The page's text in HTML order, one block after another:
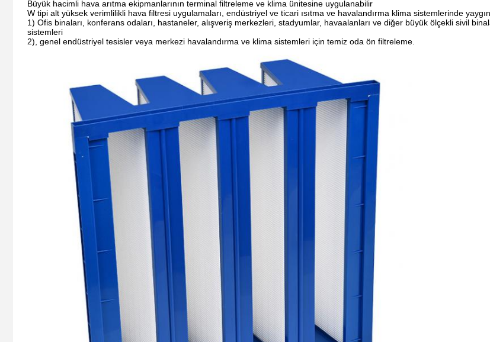
Büyük hacimli hava arıtma ekipmanlarının terminal filtreleme ve klima ünitesine uygulanabilir
W tipi alt yüksek verimlilikli hava filtresi uygulamaları, endüstriyel ve ticari ısıtma ve havalandırma klima sistemlerinde
1) Ofis binaları, konferans odaları, hastaneler, alışveriş merkezleri, stadyumlar, havaalanları ve diğer büyük ölçekli sivil
sistemleri
2), genel endüstriyel tesisler veya merkezi havalandırma ve klima sistemleri için temiz oda ön filtreleme.